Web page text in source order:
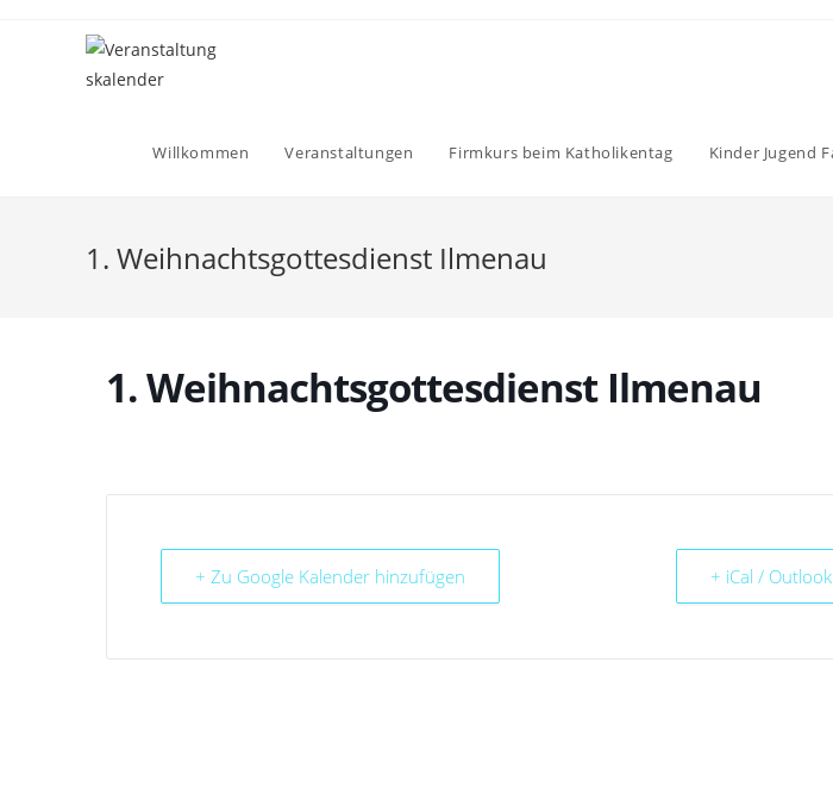
Willkommen Veranstaltungen Firmkurs beim Katholikentag Kinder Jugend
1. Weihnachtsgottesdienst Ilmenau
1. Weihnachtsgottesdienst Ilmenau
+ Zu Google Kalender hinzufügen + iCal /